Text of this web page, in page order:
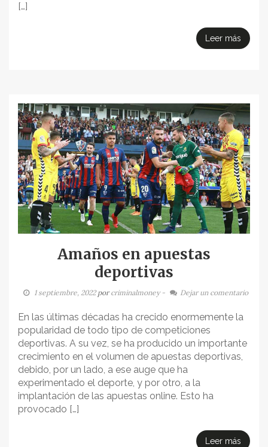
[…]
Leer más
Amaños en apuestas
deportivas
1 septiembre, 2022porcriminalmoney - Dejar un comentario
En las últimas décadas ha crecido enormemente la
popularidad de todo tipo de competiciones
deportivas. A su vez, se ha producido un importante
crecimiento en el volumen de apuestas deportivas,
debido, por un lado, a ese auge que ha
experimentado el deporte, y por otro, a la
implantación de las apuestas online. Esto ha
provocado […]
Leer más